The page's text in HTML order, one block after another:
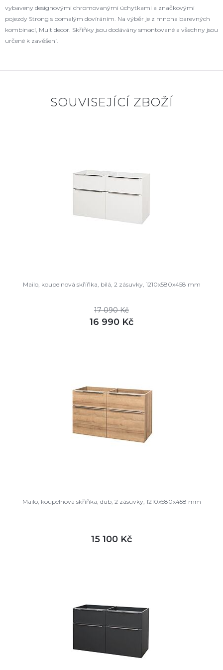
vybaveny designovými chromovanými úchytkami a značkovými
pojezdy Strong s pomalým dovíráním. Na výběr je z mnoha barevných
kombinací, Multidecor. Skříňky jsou dodávány smontované a všechny jsou
určené k zavěšení.
SOUVISEJÍCÍ ZBOŽÍ
Mailo, koupelnová skříňka, bílá, 2 zásuvky, 1210x580x458 mm
17 090 Kč
16 990 Kč
Mailo, koupelnová skříňka, dub, 2 zásuvky, 1210x580x458 mm
15 100 Kč